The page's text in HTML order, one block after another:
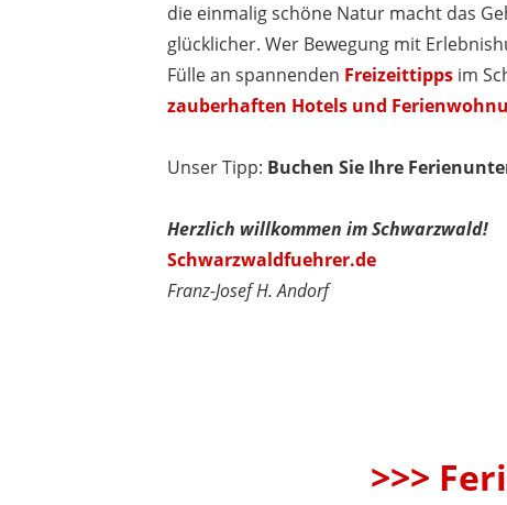
die einmalig schöne Natur macht das
glücklicher. Wer Bewegung mit
Fülle an spannenden Freizeittipps im
zauberhaften Hotels und
Unser Tipp: Buchen Sie Ihre
Herzlich willkommen im Schwarzwald!
Schwarzwaldfuehrer.de
Franz-Josef H. Andorf
>>>